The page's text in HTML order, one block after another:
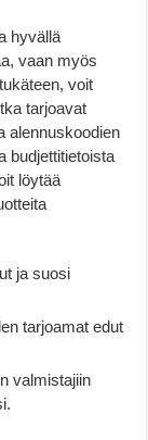
hyvällä
vaan myös
voit
tarjoavat
alennuskoodien
budjettitietoista
löytää
ja suosi
tarjoamat edut
valmistajiin